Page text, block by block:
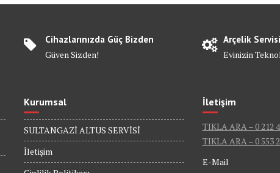
Cihazlarınızda Güç Bizden
Güven Sizden!
Arçelik Servisi
Evinizin
Kurumsal
SULTANGAZİ ALTUS SERVİSİ
İletişim
İletişim
TIKLA ARA – 0 212
TIKLA ARA – 0 553
E-Mail